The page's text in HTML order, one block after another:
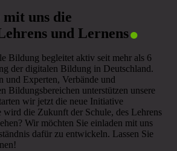
mit uns die
und Lernens.
Bildung begleitet aktiv seit mehr als 6
der digitalen Bildung in Deutschland.
und Experten, Verbände und
Bildungsbereichen unterstützen unsere
wir jetzt die neue Initiative
die Zukunft der Schule, des Lehrens
Wir möchten Sie einladen mit uns
dafür zu entwickeln. Lassen Sie